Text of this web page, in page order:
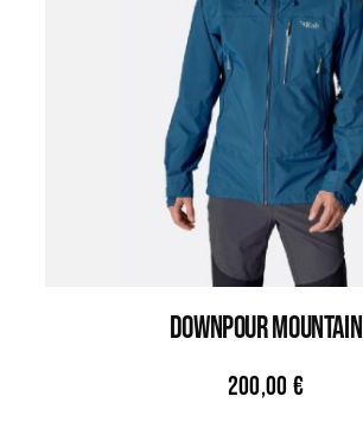
DOWNPOUR MOUNTAIN
200,00 €